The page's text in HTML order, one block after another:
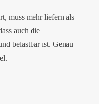
muss mehr liefern als
auch die
belastbar ist. Genau